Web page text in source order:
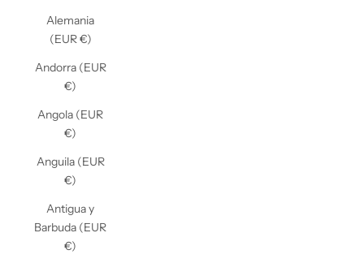
Alemania
(EUR €)
Andorra (EUR
€)
Angola (EUR
€)
Anguila (EUR
€)
Antigua y
Barbuda (EUR
€)